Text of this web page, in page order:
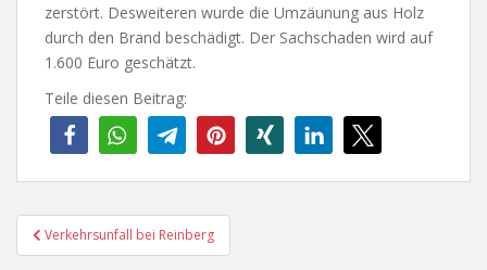
zerstört. Desweiteren wurde die Umzäunung aus Holz
durch den Brand beschädigt. Der Sachschaden wird auf
1.600 Euro geschätzt.
Teile diesen Beitrag:
Beitragsnavigation
Verkehrsunfall bei Reinberg